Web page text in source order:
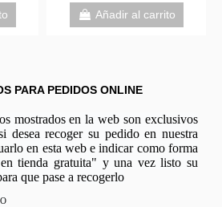
Añadir al carrito
PARA PEDIDOS ONLINE
mostrados en la web son exclusivos
desea recoger su pedido en nuestra
en esta web e indicar como forma
tienda gratuita" y una vez listo su
que pase a recogerlo